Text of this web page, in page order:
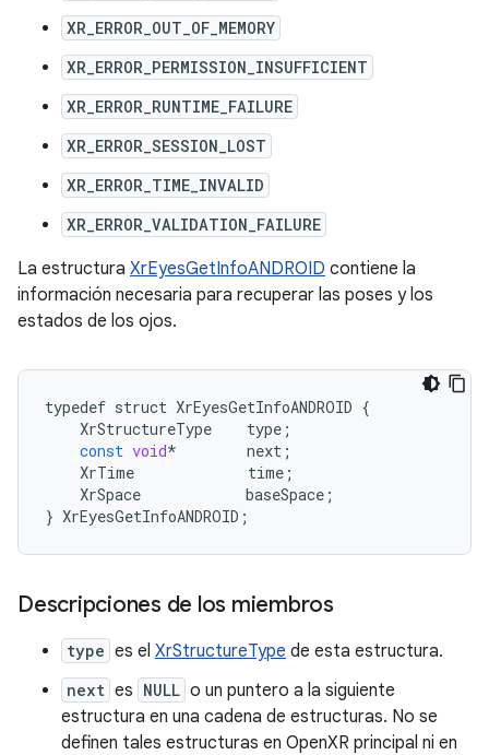
XR_ERROR_OUT_OF_MEMORY
XR_ERROR_PERMISSION_INSUFFICIENT
XR_ERROR_RUNTIME_FAILURE
XR_ERROR_SESSION_LOST
XR_ERROR_TIME_INVALID
XR_ERROR_VALIDATION_FAILURE
La estructura XrEyesGetInfoANDROID contiene la
información necesaria para recuperar las poses y los
estados de los ojos.
typedef struct XrEyesGetInfoANDROID {
XrStructureType
type ;
const void* next ;
XrTime
time ;
XrSpace
baseSpace ;
} XrEyesGetInfoANDROID ;
Descripciones de los miembros
type es el XrStructureType de esta estructura.
next es NULL o un puntero a la siguiente
estructura en una cadena de estructuras. No se
definen tales estructuras en OpenXR principal ni en